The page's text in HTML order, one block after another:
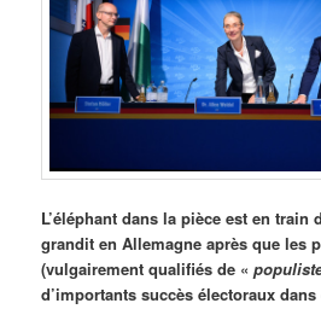
L’éléphant dans la pièce est en train
grandit en Allemagne après que les
(vulgairement qualifiés de «
d’importants succès électoraux dans